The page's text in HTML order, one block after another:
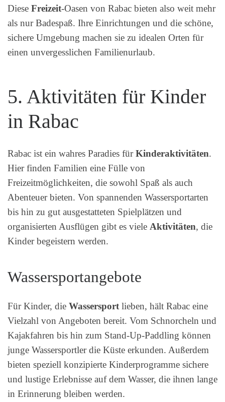
Diese Freizeit-Oasen von Rabac bieten also weit mehr
als nur Badespaß. Ihre Einrichtungen und die schöne,
sichere Umgebung machen sie zu idealen Orten für
einen unvergesslichen Familienurlaub.
5. Aktivitäten für Kinder
in Rabac
Rabac ist ein wahres Paradies fürKinderaktivitäten.
Hier finden Familien eine Fülle von
Freizeitmöglichkeiten, die sowohl Spaß als auch
Abenteuer bieten. Von spannenden Wassersportarten
bis hin zu gut ausgestatteten Spielplätzen und
organisierten Ausflügen gibt es viele Aktivitäten, die
Kinder begeistern werden.
Wassersportangebote
Für Kinder, die Wassersport lieben, hält Rabac eine
Vielzahl von Angeboten bereit. Vom Schnorcheln und
Kajakfahren bis hin zum Stand-Up-Paddling können
junge Wassersportler die Küste erkunden. Außerdem
bieten speziell konzipierte Kinderprogramme sichere
und lustige Erlebnisse auf dem Wasser, die ihnen lange
in Erinnerung bleiben werden.